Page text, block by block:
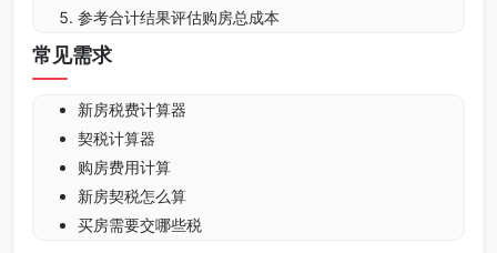
参考合计结果评估购房总成本
常见需求
新房税费计算器
契税计算器
购房费用计算
新房契税怎么算
买房需要交哪些税